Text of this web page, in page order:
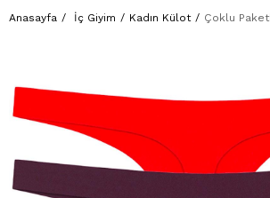
Anasayfa İç Giyim Kadın Külot Çoklu